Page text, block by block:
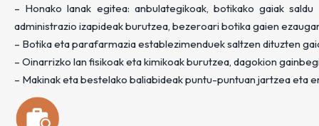
– Honako lanak egitea: anbulategikoak, botikako gaiak
administrazio izapideak burutzea, bezeroari botika gaien
– Botika eta parafarmazia establezimenduek saltzen dituzten
– Oinarrizko lan fisikoak eta kimikoak burutzea, dagokion
– Makinak eta bestelako baliabideak puntu-puntuan jartzea eta